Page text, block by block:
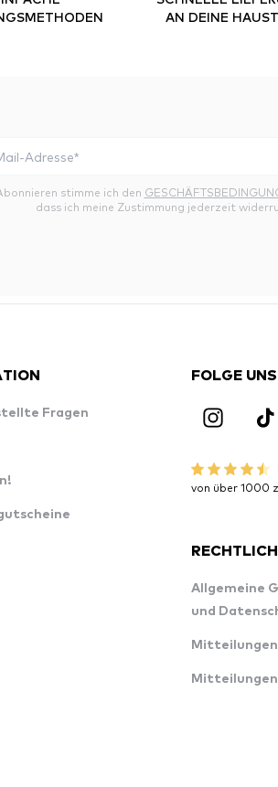
AN DEINE
stimme ich den
dass ich meine Zustimmung jederzeit
Fragen
FOLGE UNS
von über 1000
Allgemeine
und
Mitteilungen
Mitteilungen